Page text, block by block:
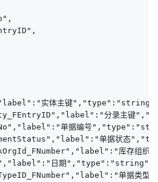
实体主键
分录主键
单据编号
单据状态
库存组
日期
单据类